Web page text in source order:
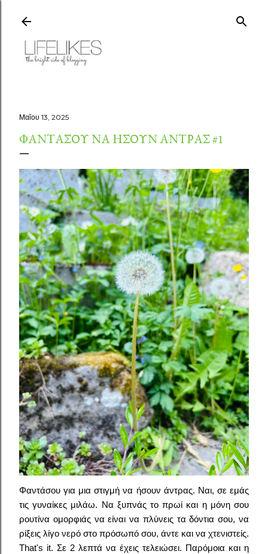
Μαΐου 13, 2025
ΦΑΝΤΆΣΟΥ ΝΑ ΉΣΟΥΝ ΆΝΤΡΑΣ #1
Φαντάσου για μια στιγμή να ήσουν άντρας. Ναι, σε εμάς
τις γυναίκες μιλάω. Να ξυπνάς το πρωί και η μόνη σου
ρουτίνα ομορφιάς να είναι να πλύνεις τα δόντια σου, να
ρίξεις λίγο νερό στο πρόσωπό σου, άντε και να χτενιστείς.
That's it. Σε 2 λεπτά να έχεις τελειώσει. Παρόμοια και η